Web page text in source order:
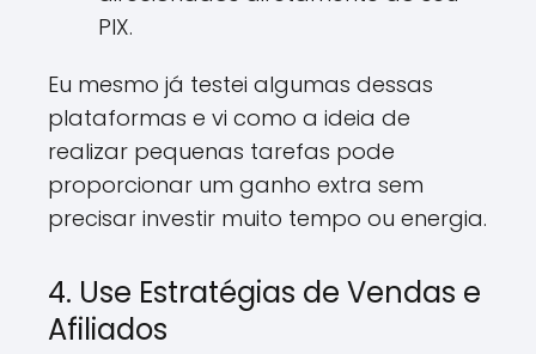
PIX.
Eu mesmo já testei algumas dessas
plataformas e vi como a ideia de
realizar pequenas tarefas pode
proporcionar um ganho extra sem
precisar investir muito tempo ou energia.
4. Use Estratégias de Vendas e
Afiliados